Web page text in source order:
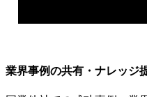
業界事例の共有・ナレッジ